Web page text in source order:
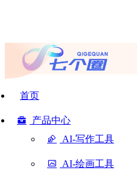
首页
产品中心
AI-写作工具
AI-绘画工具